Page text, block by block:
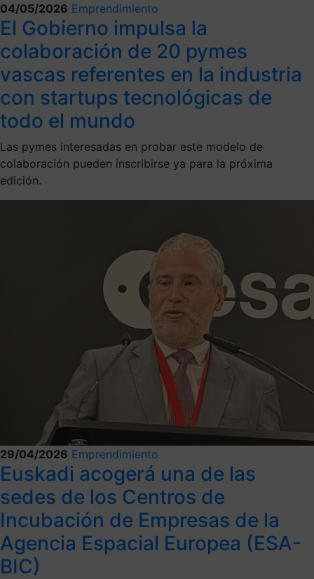
04/05/2026 Emprendimiento
El Gobierno impulsa la
colaboración de 20 pymes
vascas referentes en la industria
con startups tecnológicas de
todo el mundo
Las pymes interesadas en probar este modelo de
colaboración pueden inscribirse ya para la próxima
edición.
29/04/2026 Emprendimiento
Euskadi acogerá una de las
sedes de los Centros de
Incubación de Empresas de la
Agencia Espacial Europea (ESA-
BIC)